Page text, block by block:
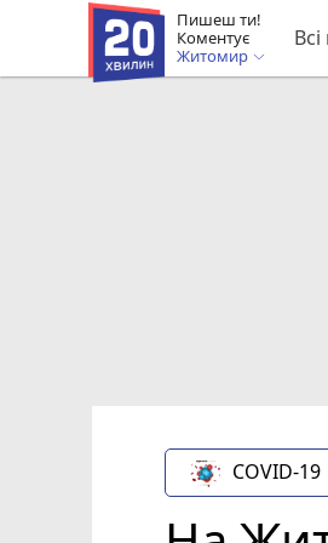
Пишеш ти!
Коментує
Житомир
COVID-19